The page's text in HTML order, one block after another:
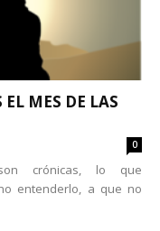
MES DE LAS
0
crónicas, lo que
entenderlo, a que no